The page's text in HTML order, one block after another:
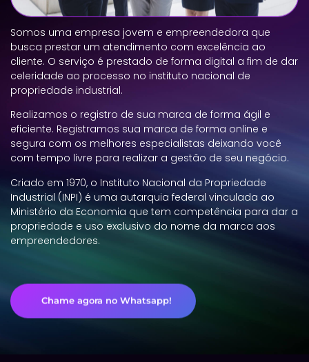
Somos uma empresa jovem e empreendedora que
busca prestar um atendimento com excelência ao
cliente. O serviço é prestado de forma digital a fim de dar
celeridade ao processo no instituto nacional de
propriedade industrial.
Realizamos o registro de sua marca de forma ágil e
eficiente. Registramos sua marca de forma online e
segura com os melhores especialistas deixando você
com tempo livre para realizar a gestão de seu negócio.
Criado em 1970, o Instituto Nacional da Propriedade
Industrial (INPI) é uma autarquia federal vinculada ao
Ministério da Economia que tem competência para dar a
propriedade e uso exclusivo do nome da marca aos
empreendedores.
Chame agora no Whatsapp!